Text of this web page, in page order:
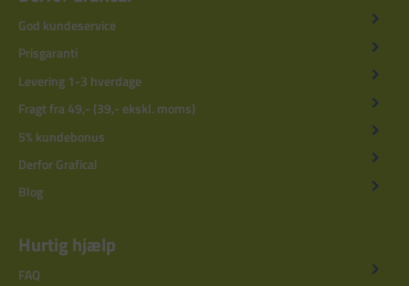
God kundeservice
Prisgaranti
Levering 1-3 hverdage
Fragt fra 49,- (39,- ekskl. moms)
5% kundebonus
Derfor Grafical
Blog
Hurtig hjælp
FAQ